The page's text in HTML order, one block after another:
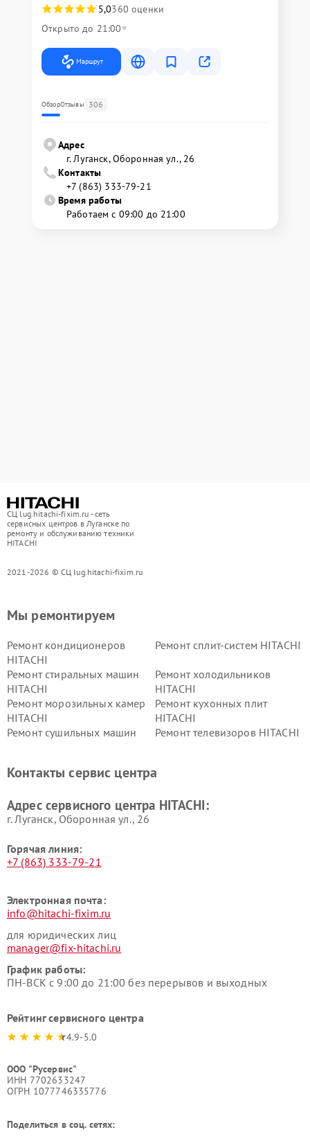
5,0360 оценки
Открыто до 21:00
Маршрут
ОбзорОтзывы 306
Адрес
г. Луганск, Оборонная ул., 26
Контакты
+7 (863) 333-79-21
Время работы
Работаем с 09:00 до 21:00
СЦ lug.hitachi-fixim.ru - сеть
сервисных центров в Луганске по
ремонту и обслуживанию техники
HITACHI
2021-2026 © СЦ lug.hitachi-fixim.ru
Мы ремонтируем
Ремонт кондиционеров
HITACHI
Ремонт сплит-систем HITACHI
Ремонт стиральных машин
HITACHI
Ремонт холодильников
HITACHI
Ремонт морозильных камер
HITACHI
Ремонт кухонных плит
HITACHI
Ремонт сушильных машин
Ремонт телевизоров HITACHI
данных HITACHI
HITACHI
HITACHI
HITACHI
Контакты сервис центра
Адрес сервисного центра HITACHI:
г. Луганск, Оборонная ул., 26
Горячая линия:
+7 (863) 333-79-21
Электронная почта:
info@hitachi-fixim.ru
для юридических лиц
manager@fix-hitachi.ru
График работы:
ПН-ВСК с 9:00 до 21:00 без перерывов и выходных
Рейтинг сервисного центра
4.9-5.0
ООО "Русервис"
ИНН 7702633247
ОГРН 1077746335776
Поделиться в соц. сетях: